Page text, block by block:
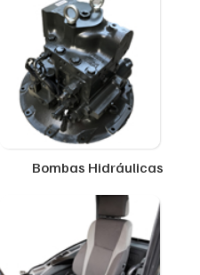
Bombas Hidráulicas